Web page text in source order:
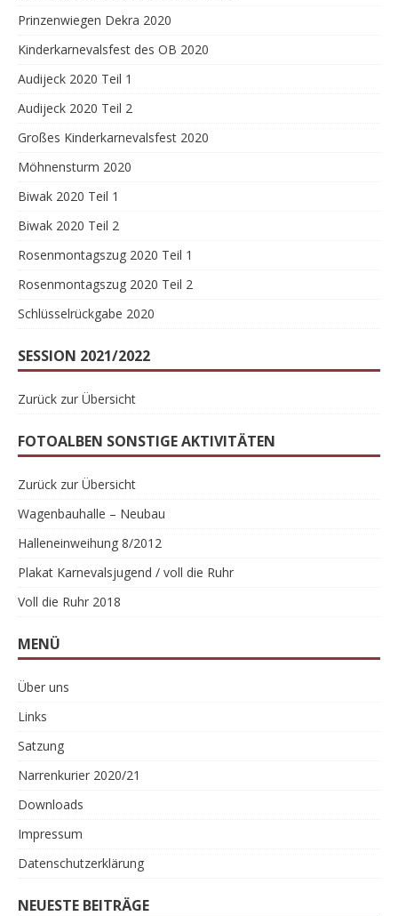
Prinzenwiegen Dekra 2020
Kinderkarnevalsfest des OB 2020
Audijeck 2020 Teil 1
Audijeck 2020 Teil 2
Großes Kinderkarnevalsfest 2020
Möhnensturm 2020
Biwak 2020 Teil 1
Biwak 2020 Teil 2
Rosenmontagszug 2020 Teil 1
Rosenmontagszug 2020 Teil 2
Schlüsselrückgabe 2020
SESSION 2021/2022
Zurück zur Übersicht
FOTOALBEN SONSTIGE AKTIVITÄTEN
Zurück zur Übersicht
Wagenbauhalle – Neubau
Halleneinweihung 8/2012
Plakat Karnevalsjugend / voll die Ruhr
Voll die Ruhr 2018
MENÜ
Über uns
Links
Satzung
Narrenkurier 2020/21
Downloads
Impressum
Datenschutzerklärung
NEUESTE BEITRÄGE